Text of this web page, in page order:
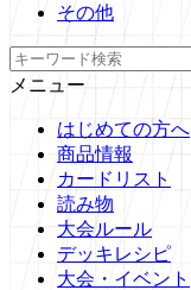
その他
メニュー
はじめての方へ
商品情報
カードリスト
読み物
大会ルール
デッキレシピ
大会・イベント